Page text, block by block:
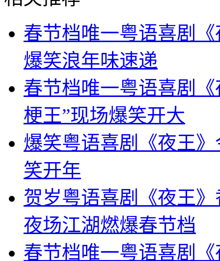
春节档唯一粤语喜剧
爆笑浪年味速递
春节档唯一粤语喜剧
梗王”现场爆笑开大
爆笑粤语喜剧《夜王
笑开年
贺岁粤语喜剧《夜王
夜场江湖燃爆春节档
春节档唯一粤语喜剧